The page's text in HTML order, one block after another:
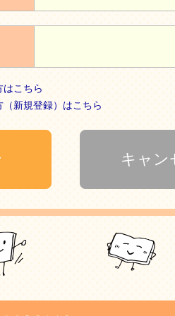
こちら
新規登録）はこちら